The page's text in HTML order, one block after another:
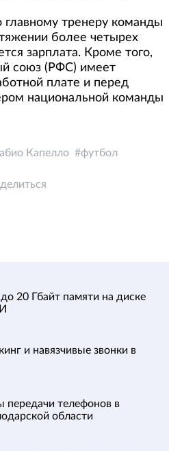
главному тренеру команды
более четырех
зарплата. Кроме того,
союз (РФС) имеет
плате и перед
национальной команды
Капелло футбол
20 Гбайт памяти на диске
и навязчивые звонки в
передачи телефонов в
области